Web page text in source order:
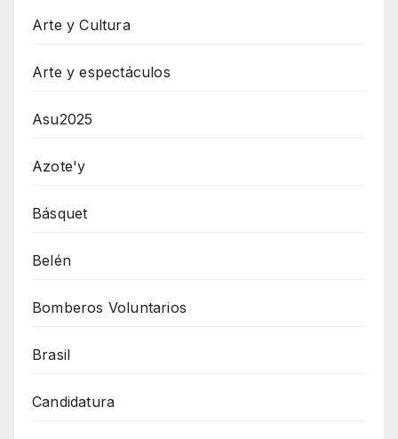
Arte y Cultura
Arte y espectáculos
Asu2025
Azote'y
Básquet
Belén
Bomberos Voluntarios
Brasil
Candidatura